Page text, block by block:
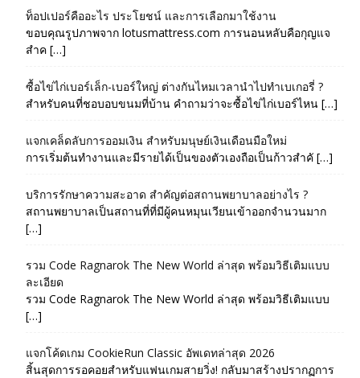
ท็อปเปอร์คืออะไร ประโยชน์ และการเลือกมาใช้งาน
ขอบคุณรูปภาพจาก lotusmattress.com การนอนหลับคือกุญแจ
สำค […]
ซื้อไข่ไก่เบอร์เล็ก-เบอร์ใหญ่ ต่างกันไหมเวลานำไปทำเบเกอรี่ ?
สำหรับคนที่ชอบอบขนมที่บ้าน คำถามว่าจะซื้อไข่ไก่เบอร์ไหน […]
แจกเคล็ดลับการออมเงิน สำหรับมนุษย์เงินเดือนมือใหม่
การเริ่มต้นทำงานและมีรายได้เป็นของตัวเองถือเป็นก้าวสำคั […]
บริการรักษาความสะอาด สำคัญต่อสถานพยาบาลอย่างไร ?
สถานพยาบาลเป็นสถานที่ที่มีผู้คนหมุนเวียนเข้าออกจำนวนมาก
[…]
รวม Code Ragnarok The New World ล่าสุด พร้อมวิธีเติมแบบ
ละเอียด
รวม Code Ragnarok The New World ล่าสุด พร้อมวิธีเติมแบบ
[…]
แจกโค้ดเกม CookieRun Classic อัพเดทล่าสุด 2026
สิ้นสุดการรอคอยสำหรับแฟนเกมสายวิ่ง! กลับมาสร้างปรากฏการ